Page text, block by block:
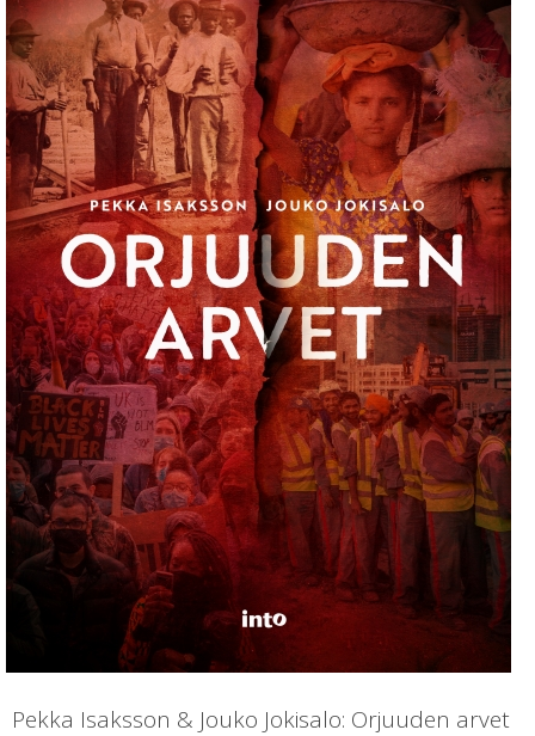
Pekka Isaksson & Jouko Jokisalo: Orjuuden arvet